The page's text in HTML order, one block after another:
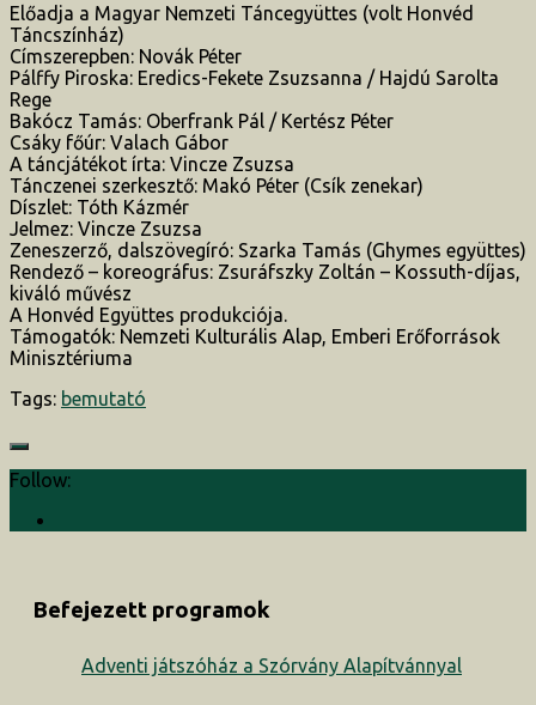
Előadja a Magyar Nemzeti Táncegyüttes (volt Honvéd
Táncszínház)
Címszerepben: Novák Péter
Pálffy Piroska: Eredics-Fekete Zsuzsanna / Hajdú Sarolta
Rege
Bakócz Tamás: Oberfrank Pál / Kertész Péter
Csáky főúr: Valach Gábor
A táncjátékot írta: Vincze Zsuzsa
Tánczenei szerkesztő: Makó Péter (Csík zenekar)
Díszlet: Tóth Kázmér
Jelmez: Vincze Zsuzsa
Zeneszerző, dalszövegíró: Szarka Tamás (Ghymes együttes)
Rendező – koreográfus: Zsuráfszky Zoltán – Kossuth-díjas,
kiváló művész
A Honvéd Együttes produkciója.
Támogatók: Nemzeti Kulturális Alap, Emberi Erőforrások
Minisztériuma
Tags: bemutató
Follow:
Befejezett programok
Adventi játszóház a Szórvány Alapítvánnyal